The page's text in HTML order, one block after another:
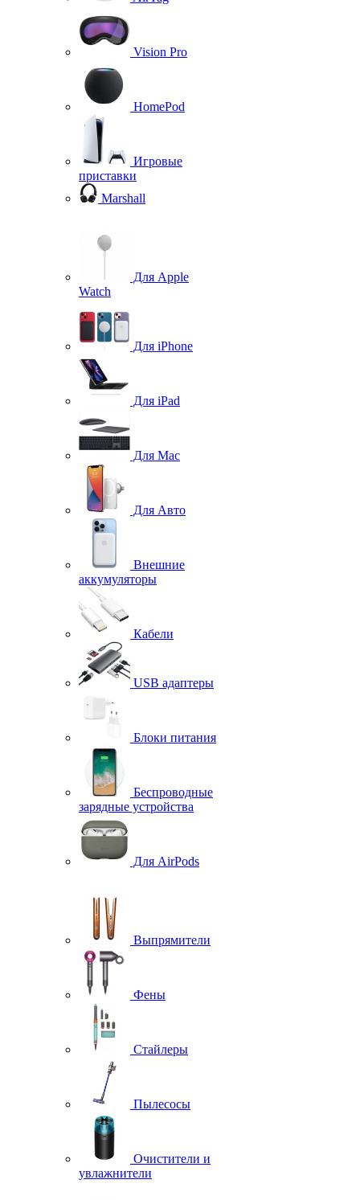
Vision Pro
HomePod
Игровые
приставки
Marshall
Для Apple
Watch
Для iPhone
Для iPad
Для Mac
Для Авто
Внешние
аккумуляторы
Кабели
USB адаптеры
Блоки питания
Беспроводные
зарядные устройства
Для AirPods
Выпрямители
Фены
Стайлеры
Пылесосы
Очистители и
увлажнители